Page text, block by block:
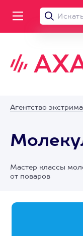
Агентство экстрима
Мастер классы
от поваров